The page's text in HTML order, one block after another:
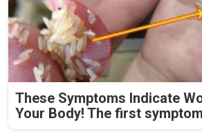
These Symptoms Indicate
Your Body! The first